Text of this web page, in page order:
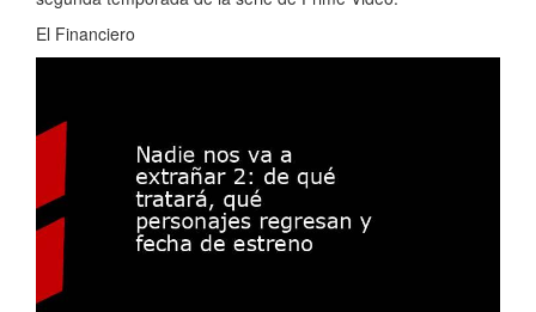
El Financiero